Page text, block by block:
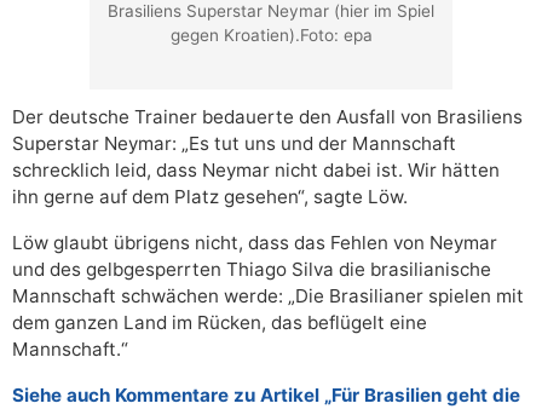
Brasiliens Superstar Neymar (hier im Spiel
gegen Kroatien).Foto: epa
Der deutsche Trainer bedauerte den Ausfall von Brasiliens
Superstar Neymar: „Es tut uns und der Mannschaft
schrecklich leid, dass Neymar nicht dabei ist. Wir hätten
ihn gerne auf dem Platz gesehen“, sagte Löw.
Löw glaubt übrigens nicht, dass das Fehlen von Neymar
und des gelbgesperrten Thiago Silva die brasilianische
Mannschaft schwächen werde: „Die Brasilianer spielen mit
dem ganzen Land im Rücken, das beflügelt eine
Mannschaft.“
Siehe auch Kommentare zu Artikel „Für Brasilien geht die